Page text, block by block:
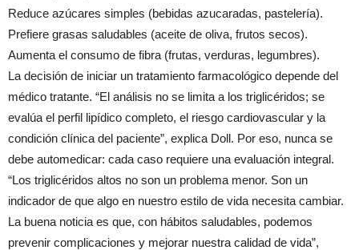
Reduce azúcares simples (bebidas azucaradas, pastelería).
Prefiere grasas saludables (aceite de oliva, frutos secos).
Aumenta el consumo de fibra (frutas, verduras, legumbres).
La decisión de iniciar un tratamiento farmacológico depende del
médico tratante. “El análisis no se limita a los triglicéridos; se
evalúa el perfil lipídico completo, el riesgo cardiovascular y la
condición clínica del paciente”, explica Doll. Por eso, nunca se
debe automedicar: cada caso requiere una evaluación integral.
“Los triglicéridos altos no son un problema menor. Son un
indicador de que algo en nuestro estilo de vida necesita cambiar.
La buena noticia es que, con hábitos saludables, podemos
prevenir complicaciones y mejorar nuestra calidad de vida”,